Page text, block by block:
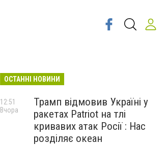
ОСТАННІ НОВИНИ
Трамп відмовив Україні у
ракетах Patriot на тлі
кривавих атак Росії : Нас
розділяє океан
12:51
Вчора